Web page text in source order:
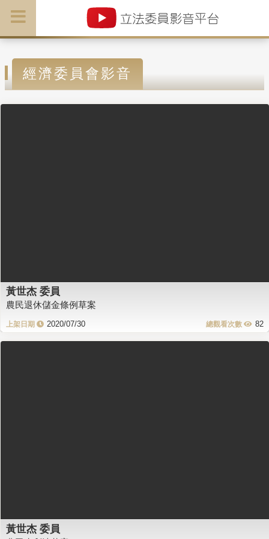
經濟委員會影音
黃世杰 委員
農民退休儲金條例草案
2020/07/30 82
黃世杰 委員